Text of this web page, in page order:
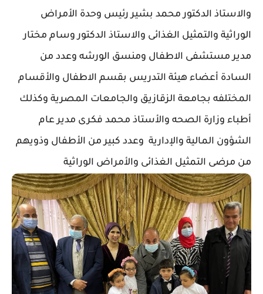
والاستاذ الدكتور محمد بشير رئيس وحدة الأمراض
الوراثية والتمثيل الغذائى والاستاذ الدكتور وسام مختار
مدير مستشفى الاطفال ومنسق الورشه وعدد من
السادة أعضاء هيئة التدريس بقسم الاطفال والأقسام
المختلفه بجامعة الزقازيق والجامعات المصرية وكذلك
أطباء وزارة الصحه والأستاذ محمد فكرى مدير عام
الشؤون المالية والإدارية وعدد كبير من الأطفال وذويهم
من مرضى التمثيل الغذائى والأمراض الوراثية